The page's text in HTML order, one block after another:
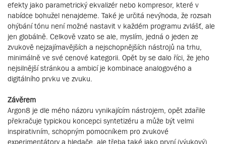
efekty jako parametrický ekvalizér nebo kompresor, které v
nabídce bohužel nenajdeme. Také je určitá nevýhoda, že rozsah
ohýbání tónu není možné nastavit v každém programu zvlášť, ale
jen globálně. Celkově vzato se ale, myslím, jedná o jeden ze
zvukově nejzajímavějších a nejschopnějších nástrojů na trhu,
minimálně ve své cenové kategorii. Opět by se dalo říci, že jeho
nejsilnější stránkou a ambicí je kombinace analogového a
digitálního prvku ve zvuku.
Závěrem
Argon8 je dle mého názoru vynikajícím nástrojem, opět zdařile
překračuje typickou koncepci syntetizéru a může být velmi
inspirativním, schopným pomocníkem pro zvukové
experimentátory a hledače, ale třeba také jako první (výukový)